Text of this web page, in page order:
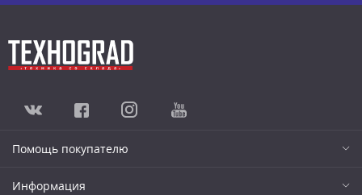
Помощь покупателю
Информация